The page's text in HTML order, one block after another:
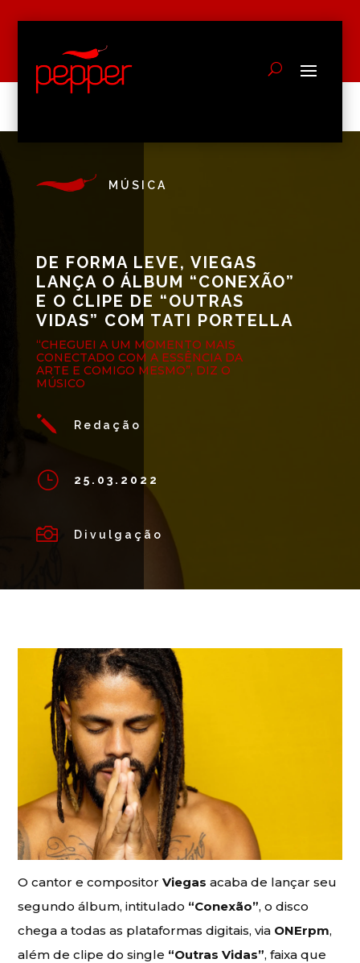
MÚSICA
DE FORMA LEVE, VIEGAS
LANÇA O ÁLBUM “CONEXÃO”
E O CLIPE DE “OUTRAS
VIDAS” COM TATI PORTELLA
“CHEGUEI A UM MOMENTO MAIS
CONECTADO COM A ESSÊNCIA DA
ARTE E COMIGO MESMO”, DIZ O
MÚSICO
j Redação
} 25.03.2022
 Divulgação
O cantor e compositorViegas acaba de lançar seu
segundo álbum, intitulado “Conexão”, o disco
chega a todas as plataformas digitais, via ONErpm,
além de clipe do single “Outras Vidas”, faixa que